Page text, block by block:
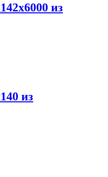
из
из